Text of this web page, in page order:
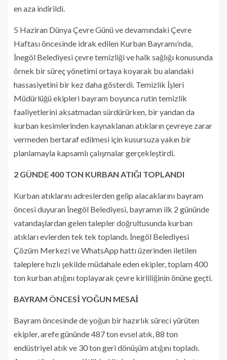
en aza indirildi.
5 Haziran Dünya Çevre Günü ve devamındaki Çevre
Haftası öncesinde idrak edilen Kurban Bayramı’nda,
İnegöl Belediyesi çevre temizliği ve halk sağlığı konusunda
örnek bir süreç yönetimi ortaya koyarak bu alandaki
hassasiyetini bir kez daha gösterdi. Temizlik İşleri
Müdürlüğü ekipleri bayram boyunca rutin temizlik
faaliyetlerini aksatmadan sürdürürken, bir yandan da
kurban kesimlerinden kaynaklanan atıkların çevreye zarar
vermeden bertaraf edilmesi için kusursuza yakın bir
planlamayla kapsamlı çalışmalar gerçekleştirdi.
2 GÜNDE 400 TON KURBAN ATIĞI TOPLANDI
Kurban atıklarını adreslerden gelip alacaklarını bayram
öncesi duyuran İnegöl Belediyesi, bayramın ilk 2 gününde
vatandaşlardan gelen talepler doğrultusunda kurban
atıkları evlerden tek tek toplandı. İnegöl Belediyesi
Çözüm Merkezi ve WhatsApp hattı üzerinden iletilen
taleplere hızlı şekilde müdahale eden ekipler, toplam 400
ton kurban atığını toplayarak çevre kirliliğinin önüne geçti.
BAYRAM ÖNCESİ YOĞUN MESAİ
Bayram öncesinde de yoğun bir hazırlık süreci yürüten
ekipler, arefe gününde 487 ton evsel atık, 88 ton
endüstriyel atık ve 30 ton geri dönüşüm atığını topladı.